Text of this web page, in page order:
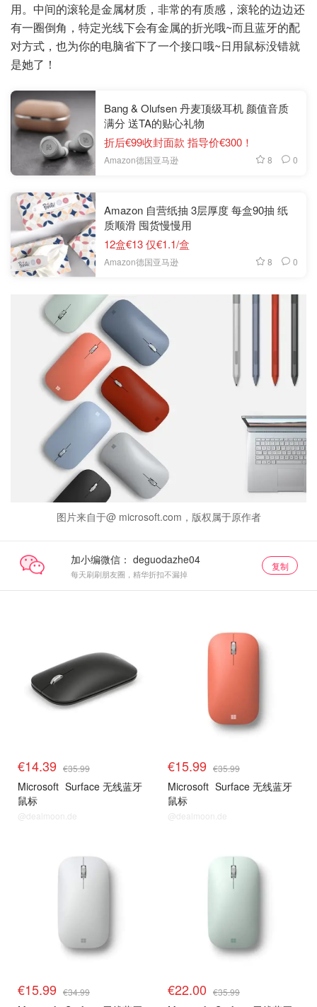
用。中间的滚轮是金属材质，非常的有质感，滚轮的边边还
有一圈倒角，特定光线下会有金属的折光哦~而且蓝牙的配
对方式，也为你的电脑省下了一个接口哦~日用鼠标没错就
是她了！
Bang & Olufsen 丹麦顶级耳机 颜值音质
满分 送TA的贴心礼物
折后€99收封面款 指导价€300！
Amazon德国亚马逊 8 0
Amazon 自营纸抽 3层厚度 每盒90抽 纸
质顺滑 囤货慢慢用
12盒€13 仅€1.1/盒
Amazon德国亚马逊 8 0
图片来自于@ microsoft.com，版权属于原作者
加小编微信：
每天刷刷朋友圈，精华折扣不漏掉
复制
€14.39 €35.99
Microsoft Surface 无线蓝牙
鼠标
@dealmoon.de
€15.99 €35.99
Microsoft Surface 无线蓝牙
鼠标
@dealmoon.de
€15.99 €34.99 €22.00 €35.99